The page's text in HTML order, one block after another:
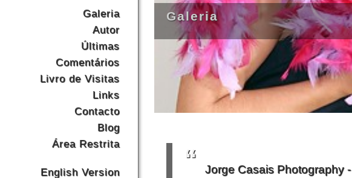
Galeria
Autor
Últimas
Comentários
Livro de Visitas
Links
Contacto
Blog
Área Restrita
English Version
Galeria
Jorge Casais Photography -